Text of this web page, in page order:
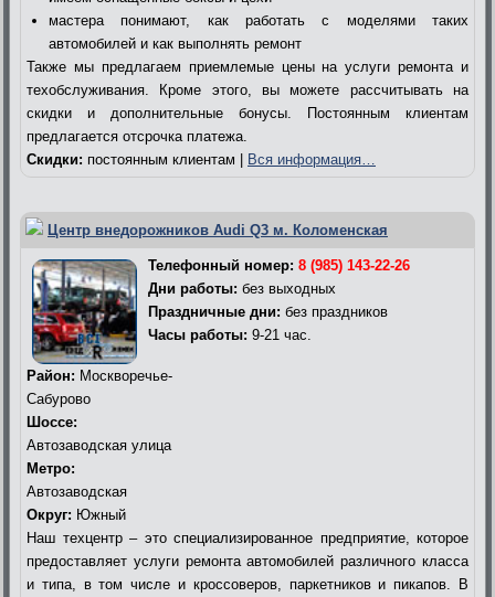
мастера понимают, как работать с моделями таких
автомобилей и как выполнять ремонт
Также мы предлагаем приемлемые цены на услуги ремонта и
техобслуживания. Кроме этого, вы можете рассчитывать на
скидки и дополнительные бонусы. Постоянным клиентам
предлагается отсрочка платежа.
Скидки: постоянным клиентам | Вся информация…
Центр внедорожников Audi Q3 м. Коломенская
Телефонный номер: 8 (985) 143-22-26
Дни работы: без выходных
Праздничные дни: без праздников
Часы работы: 9-21 час.
Район: Москворечье-
Сабурово
Шоссе:
Автозаводская улица
Метро:
Автозаводская
Округ: Южный
Наш техцентр – это специализированное предприятие, которое
предоставляет услуги ремонта автомобилей различного класса
и типа, в том числе и кроссоверов, паркетников и пикапов. В